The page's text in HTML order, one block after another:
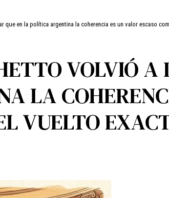
que en la política argentina la coherencia es un valor escaso
VOLVIÓ A
LA
VUELTO